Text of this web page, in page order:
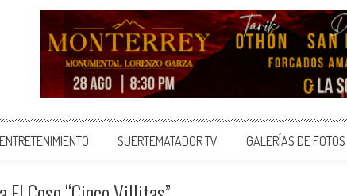
SUERTEMATADOR TV GALERÍAS DE FOTOS